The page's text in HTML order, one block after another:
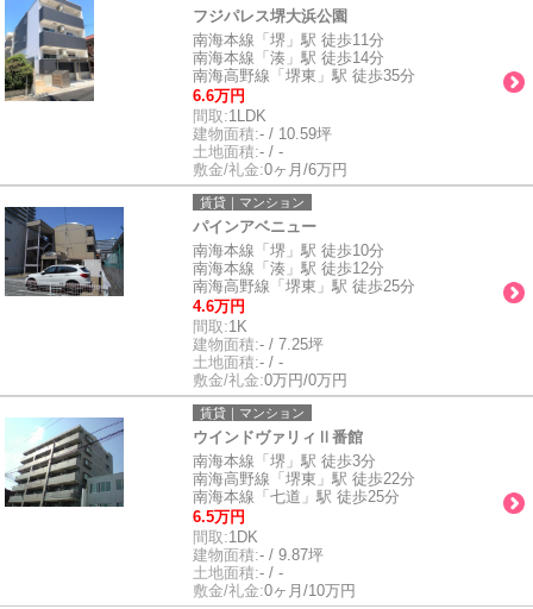
フジパレス堺大浜公園
南海本線「堺」駅 徒歩11分
南海本線「湊」駅 徒歩14分
南海高野線「堺東」駅 徒歩35分
6.6万円
間取:1LDK
建物面積:- / 10.59坪
土地面積:- / -
敷金/礼金:0ヶ月/6万円
賃貸｜マンション
パインアベニュー
南海本線「堺」駅 徒歩10分
南海本線「湊」駅 徒歩12分
南海高野線「堺東」駅 徒歩25分
4.6万円
間取:1K
建物面積:- / 7.25坪
土地面積:- / -
敷金/礼金:0万円/0万円
賃貸｜マンション
ウインドヴァリィⅡ番館
南海本線「堺」駅 徒歩3分
南海高野線「堺東」駅 徒歩22分
南海本線「七道」駅 徒歩25分
6.5万円
間取:1DK
建物面積:- / 9.87坪
土地面積:- / -
敷金/礼金:0ヶ月/10万円